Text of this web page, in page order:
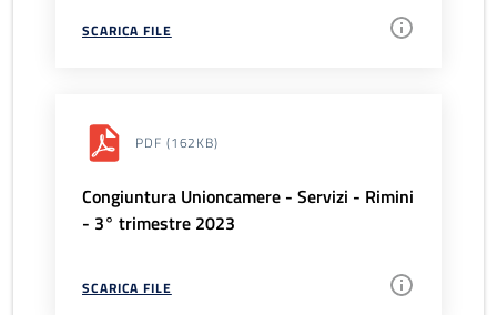
SCARICA FILE
PDF (162KB)
Congiuntura Unioncamere - Servizi - Rimini
- 3° trimestre 2023
SCARICA FILE